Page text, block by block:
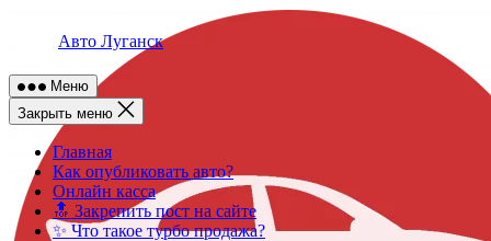
Авто Луганск
Меню
Закрыть меню
Главная
Как опубликовать авто?
Онлайн касса
🔝 Закрепить пост на сайте
✨ Что такое турбо продажа?